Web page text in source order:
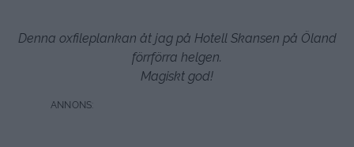
Denna oxfileplankan åt jag på Hotell Skansen på Öland
förrförra helgen.
Magiskt god!